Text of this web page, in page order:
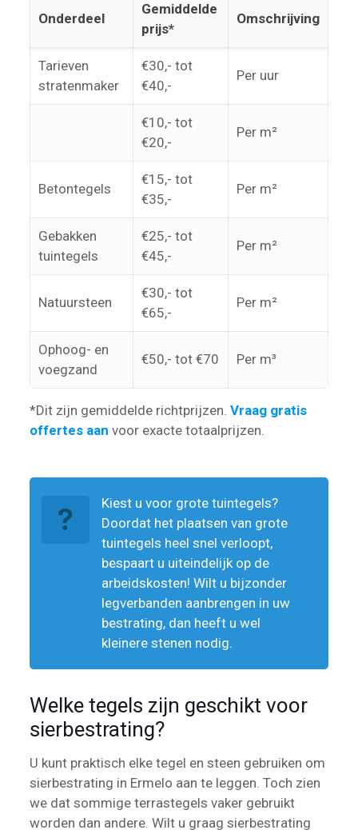
Onderdeel
Gemiddelde
prijs*
Omschrijving
Tarieven
stratenmaker
€30,- tot
€40,-
Per uur
€10,- tot
€20,-
Per m²
Betontegels
€15,- tot
€35,-
Per m²
Gebakken
tuintegels
€25,- tot
€45,-
Per m²
Natuursteen
€30,- tot
€65,-
Per m²
Ophoog- en
voegzand
€50,- tot €70 Per m³
*Dit zijn gemiddelde richtprijzen. Vraag gratis
offertes aan voor exacte totaalprijzen.
Kiest u voor grote tuintegels?
Doordat het plaatsen van grote
tuintegels heel snel verloopt,
bespaart u uiteindelijk op de
arbeidskosten! Wilt u bijzonder
legverbanden aanbrengen in uw
bestrating, dan heeft u wel
kleinere stenen nodig.
Welke tegels zijn geschikt voor
sierbestrating?
U kunt praktisch elke tegel en steen gebruiken om
sierbestrating in Ermelo aan te leggen. Toch zien
we dat sommige terrastegels vaker gebruikt
worden dan andere. Wilt u graag sierbestrating